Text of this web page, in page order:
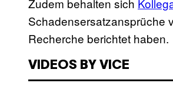
Zudem behalten sich
Schadensersatzansprüche
Recherche berichtet haben.
VIDEOS BY VICE